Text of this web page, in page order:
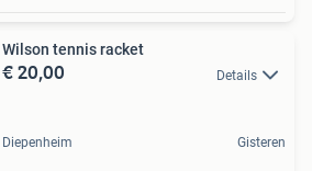
Wilson tennis racket
€ 20,00 Details
Diepenheim Gisteren